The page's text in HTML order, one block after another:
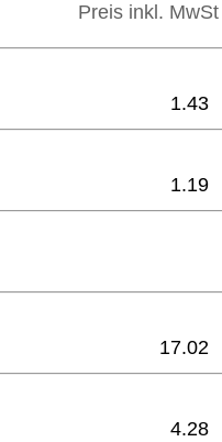
Preis inkl. MwSt
1.43
1.19
17.02
4.28